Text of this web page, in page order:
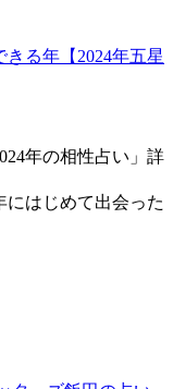
る年【2024年五星
年の相性占い」詳
にはじめて出会った